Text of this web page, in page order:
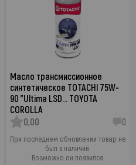
Масло трансмиссионное
синтетическое TOTACHI 75W-
90 "Ultima LSD… TOYOTA
COROLLA
0,00
0
При последнем обновлении товар не
был в наличии.
Возможно он появился.